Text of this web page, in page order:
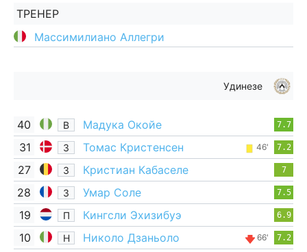
ТРЕНЕР
Массимилиано Аллегри
Удинезе
40 В Мадука Окойе 7.7
31 З Томас Кристенсен 46' 7.2
27 З Кристиан Кабаселе 7
28 З Умар Соле 7.5
19 П Кингсли Эхизибуэ 6.9
10 Н Николо Дзаньоло 66' 7.2